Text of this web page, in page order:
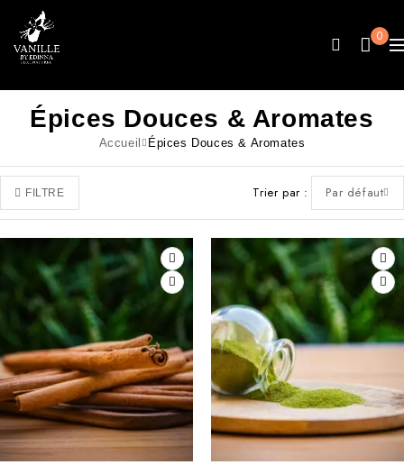
0
Épices Douces & Aromates
Accueil Épices Douces & Aromates
FILTRE Trier par Par défaut